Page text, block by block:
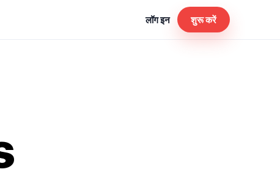
लॉग इन शुरू करें